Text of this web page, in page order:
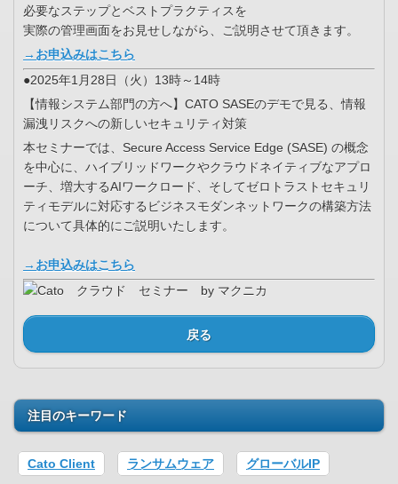
必要なステップとベストプラクティスを
実際の管理画面をお見せしながら、ご説明させて頂きます。
→お申込みはこちら
●2025年1月28日（火）13時～14時
【情報システム部門の方へ】CATO SASEのデモで見る、情報
漏洩リスクへの新しいセキュリティ対策
本セミナーでは、Secure Access Service Edge (SASE) の概念
を中心に、ハイブリッドワークやクラウドネイティブなアプロ
ーチ、増大するAIワークロード、そしてゼロトラストセキュリ
ティモデルに対応するビジネスモダンネットワークの構築方法
について具体的にご説明いたします。
→お申込みはこちら
戻る
注目のキーワード
Cato Client ランサムウェア グローバルIP